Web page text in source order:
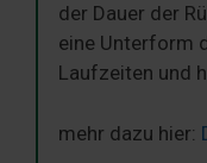
der Dauer der
eine Unterform
Laufzeiten und
mehr dazu hier: